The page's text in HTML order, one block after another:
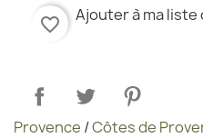
favorite_border Ajouter à ma liste
Provence /Côtes de